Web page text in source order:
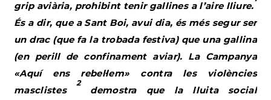
grip aviària, prohibint tenir gallines a l’aire lliure.
És a dir, que a Sant Boi, avui dia, és més segur ser
un drac (que fa la trobada festiva) que una gallina
(en perill de confinament aviar). La Campanya
«Aquí ens rebel·lem» contra les violències
masclistes
2
demostra que la lluita social